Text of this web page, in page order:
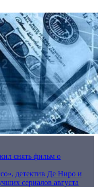
снять фильм о
детектив Де Ниро и
сериалов августа